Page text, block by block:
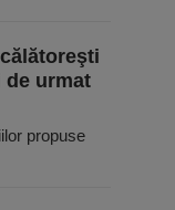
de urmat
propuse